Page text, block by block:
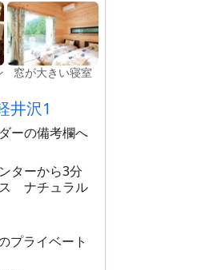
窓が大きい寝室
井沢1
ーの備考欄へ
ターから3分
ス ナチュラル
プライベート